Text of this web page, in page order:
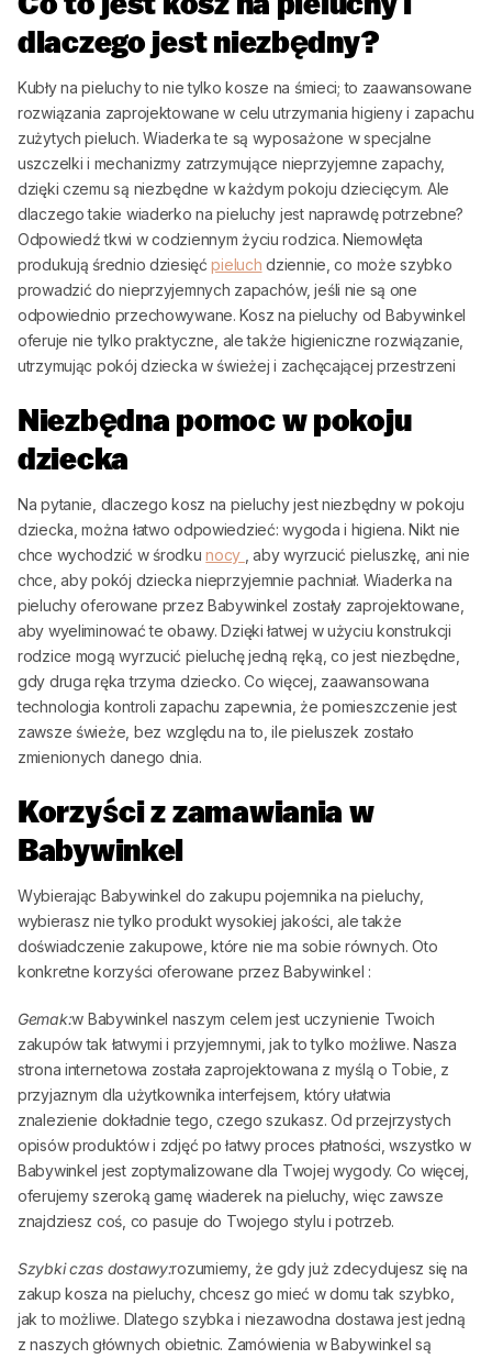
dlaczego jest niezbędny?
Kubły na pieluchy to nie tylko kosze na śmieci; to zaawansowane
rozwiązania zaprojektowane w celu utrzymania higieny i zapachu
zużytych pieluch. Wiaderka te są wyposażone w specjalne
uszczelki i mechanizmy zatrzymujące nieprzyjemne zapachy,
dzięki czemu są niezbędne w każdym pokoju dziecięcym. Ale
dlaczego takie wiaderko na pieluchy jest naprawdę potrzebne?
Odpowiedź tkwi w codziennym życiu rodzica. Niemowlęta
produkują średnio dziesięćpieluch dziennie, co może szybko
prowadzić do nieprzyjemnych zapachów, jeśli nie są one
odpowiednio przechowywane. Kosz na pieluchy od Babywinkel
oferuje nie tylko praktyczne, ale także higieniczne rozwiązanie,
utrzymując pokój dziecka w świeżej i zachęcającej przestrzeni
Niezbędna pomoc w pokoju
dziecka
Na pytanie, dlaczego kosz na pieluchy jest niezbędny w pokoju
dziecka, można łatwo odpowiedzieć: wygoda i higiena. Nikt nie
chce wychodzić w środkunocy
, aby wyrzucić pieluszkę, ani nie
chce, aby pokój dziecka nieprzyjemnie pachniał. Wiaderka na
pieluchy oferowane przezBabywinkel zostały zaprojektowane,
aby wyeliminować te obawy. Dzięki łatwej w użyciu konstrukcji
rodzice mogą wyrzucić pieluchę jedną ręką, co jest niezbędne,
gdy druga ręka trzyma dziecko. Co więcej, zaawansowana
technologia kontroli zapachu zapewnia, że pomieszczenie jest
zawsze świeże, bez względu na to, ile pieluszek zostało
zmienionych danego dnia.
Korzyści z zamawiania w
Babywinkel
Wybierając Babywinkel do zakupu pojemnika na pieluchy,
wybierasz nie tylko produkt wysokiej jakości, ale także
doświadczenie zakupowe, które nie ma sobie równych. Oto
konkretne korzyści oferowane przezBabywinkel :
Gemak:w Babywinkel naszym celem jest uczynienie Twoich
zakupów tak łatwymi i przyjemnymi, jak to tylko możliwe. Nasza
strona internetowa została zaprojektowana z myślą o Tobie, z
przyjaznym dla użytkownika interfejsem, który ułatwia
znalezienie dokładnie tego, czego szukasz. Od przejrzystych
opisów produktów i zdjęć po łatwy proces płatności, wszystko w
Babywinkel jest zoptymalizowane dla Twojej wygody. Co więcej,
oferujemy szeroką gamę wiaderek na pieluchy, więc zawsze
znajdziesz coś, co pasuje do Twojego stylu i potrzeb.
Szybki czas dostawy:rozumiemy, że gdy już zdecydujesz się na
zakup kosza na pieluchy, chcesz go mieć w domu tak szybko,
jak to możliwe. Dlatego szybka i niezawodna dostawa jest jedną
z naszych głównych obietnic. Zamówienia wBabywinkel są